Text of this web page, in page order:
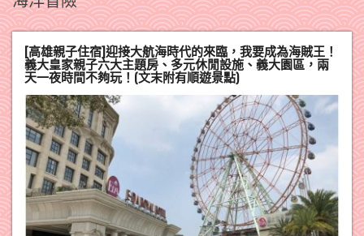
[高雄親子住宿]迎接大航海時代的來臨，我要成為海賊王！
義大皇家親子六大主題房、多元休閒設施、義大園區，兩
天一夜時間不夠玩！(文末附有順遊景點)